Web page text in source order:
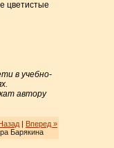
цветистые
в учебно-
автору
| Вперед »
Барякина